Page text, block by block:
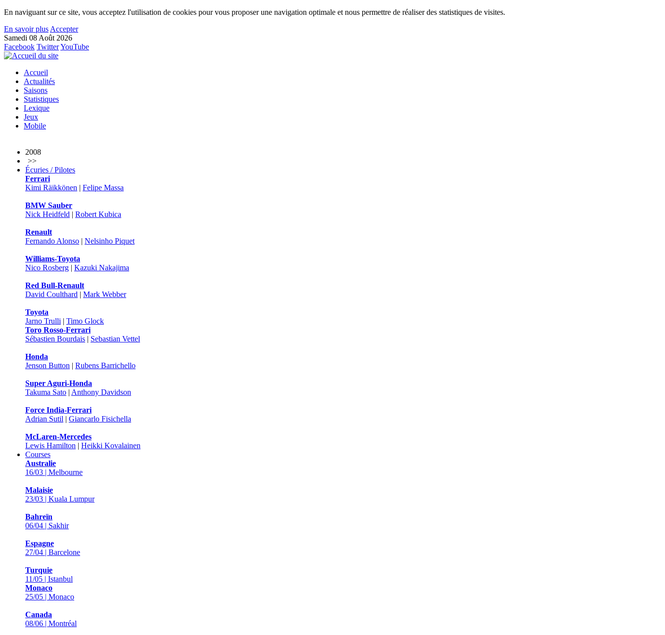
En naviguant sur ce site, vous acceptez l'utilisation de cookies pour vous proposer une navigation optimale et nous permettre de réaliser des statistiques de visites.
En savoir plus Accepter
Samedi 08 Août 2026
Facebook TwitterYouTube
Accueil
Actualités
Saisons
Statistiques
Lexique
Jeux
Mobile
2008
>>
Écuries / Pilotes
Ferrari
Kimi Räikkönen | Felipe Massa
BMW Sauber
Nick Heidfeld | Robert Kubica
Renault
Fernando Alonso | Nelsinho Piquet
Williams-Toyota
Nico Rosberg | Kazuki Nakajima
Red Bull-Renault
David Coulthard | Mark Webber
Toyota
Jarno Trulli | Timo Glock
Toro Rosso-Ferrari
Sébastien Bourdais | Sebastian Vettel
Honda
Jenson Button | Rubens Barrichello
Super Aguri-Honda
Takuma Sato | Anthony Davidson
Force India-Ferrari
Adrian Sutil | Giancarlo Fisichella
McLaren-Mercedes
Lewis Hamilton | Heikki Kovalainen
Courses
Australie
16/03 | Melbourne
Malaisie
23/03 | Kuala Lumpur
Bahreïn
06/04 | Sakhir
Espagne
27/04 | Barcelone
Turquie
11/05 | Istanbul
Monaco
25/05 | Monaco
Canada
08/06 | Montréal